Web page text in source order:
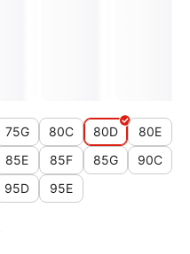
75G 80C 80D
80E
85E 85F 85G
90C
95D 95E